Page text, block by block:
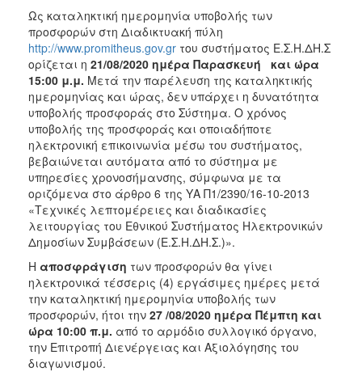
Ως καταληκτική ημερομηνία υποβολής των
προσφορών στη Διαδικτυακή πύλη
http://www.promitheus.gov.gr του συστήματος Ε.Σ.Η.ΔΗ.Σ
ορίζεται η 21/08/2020 ημέρα Παρασκευή και ώρα
15:00 μ.μ. Μετά την παρέλευση της καταληκτικής
ημερομηνίας και ώρας, δεν υπάρχει η δυνατότητα
υποβολής προσφοράς στο Σύστημα. Ο χρόνος
υποβολής της προσφοράς και οποιαδήποτε
ηλεκτρονική επικοινωνία μέσω του συστήματος,
βεβαιώνεται αυτόματα από το σύστημα με
υπηρεσίες χρονοσήμανσης, σύμφωνα με τα
οριζόμενα στο άρθρο 6 της ΥΑ Π1/2390/16-10-2013
«Τεχνικές λεπτομέρειες και διαδικασίες
λειτουργίας του Εθνικού Συστήματος Ηλεκτρονικών
Δημοσίων Συμβάσεων (Ε.Σ.Η.ΔΗ.Σ.)».
Η αποσφράγιση των προσφορών θα γίνει
ηλεκτρονικά τέσσερις (4) εργάσιμες ημέρες μετά
την καταληκτική ημερομηνία υποβολής των
προσφορών, ήτοι την 27 /08/2020 ημέρα Πέμπτη και
ώρα 10:00 π.μ. από το αρμόδιο συλλογικό όργανο,
την Επιτροπή Διενέργειας και Αξιολόγησης του
διαγωνισμού.